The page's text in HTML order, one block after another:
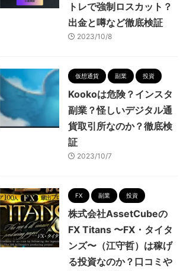
トレで強制ロスカット？
出金と噂など徹底検証
2023/10/8
仮想通貨 副業 投資
Kookoは危険？インスタ
副業？怪しいデジタル通
貨取引所なのか？徹底検
証
2023/10/7
FX 副業 投資
株式会社AssetCubeの
FX Titans 〜FX・タイタ
ンズ〜（江守哲）は稼げ
る投資なのか？口コミや